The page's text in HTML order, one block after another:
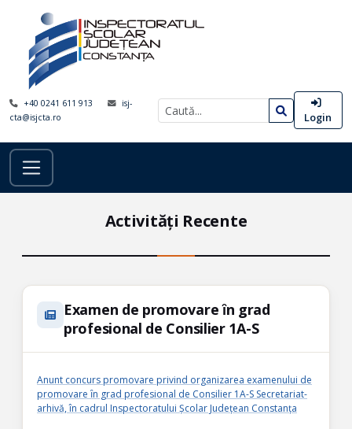
+40 0241 611 913
isj-
cta@isjcta.ro
Login
Activități Recente
Examen de promovare ȋn grad
profesional de Consilier 1A-S
Anunt concurs promovare privind organizarea examenului de
promovare ȋn grad profesional de Consilier 1A-S Secretariat-
arhivă, în cadrul Inspectoratului Școlar Județean Constanța